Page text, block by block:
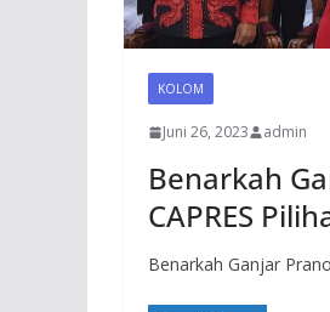
KOLOM
Juni 26, 2023 admin
Benarkah
CAPRES
Benarkah Ganjar